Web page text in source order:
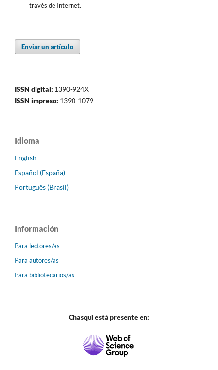
través de Internet.
Enviar un artículo
ISSN digital: 1390-924X
ISSN impreso: 1390-1079
Idioma
English
Español (España)
Português (Brasil)
Información
Para lectores/as
Para autores/as
Para bibliotecarios/as
Chasqui está presente en: